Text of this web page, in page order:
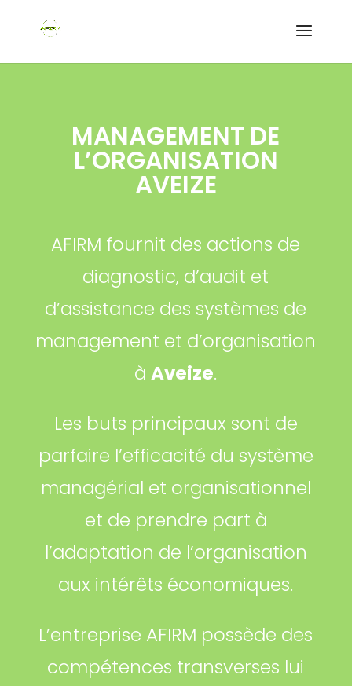
MANAGEMENT DE
L’ORGANISATION
AVEIZE
AFIRM fournit des actions de
diagnostic, d’audit et
d’assistance des systèmes de
management et d’organisation
àAveize.
Les buts principaux sont de
parfaire l’efficacité du système
managérial et organisationnel
et de prendre part à
l’adaptation de l’organisation
aux intérêts économiques.
L’entreprise AFIRM possède des
compétences transverses lui